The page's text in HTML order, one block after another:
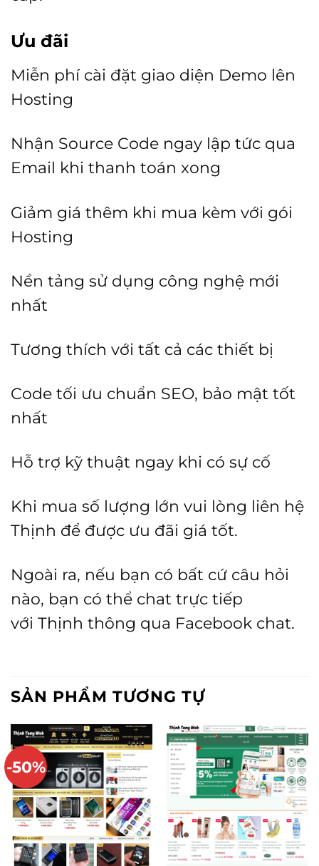
Ưu đãi
Miễn phí cài đặt giao diện Demo lên
Hosting
Nhận Source Code ngay lập tức qua
Email khi thanh toán xong
Giảm giá thêm khi mua kèm với gói
Hosting
Nền tảng sử dụng công nghệ mới
nhất
Tương thích với tất cả các thiết bị
Code tối ưu chuẩn SEO, bảo mật tốt
nhất
Hỗ trợ kỹ thuật ngay khi có sự cố
Khi mua số lượng lớn vui lòng liên hệ
Thịnh để được ưu đãi giá tốt.
Ngoài ra, nếu bạn có bất cứ câu hỏi
nào, bạn có thể chat trực tiếp
với Thịnh thông qua Facebook chat.
SẢN PHẨM TƯƠNG TỰ
-50%